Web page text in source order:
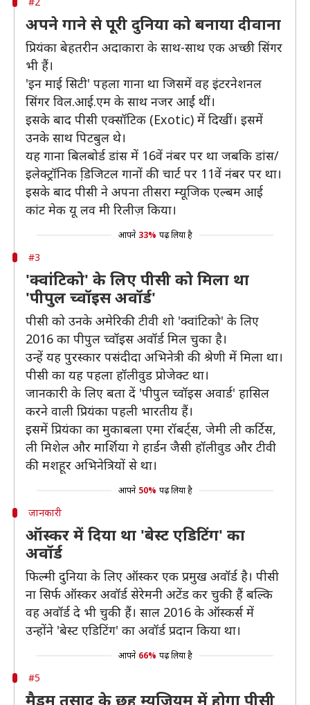
अपने गाने से पूरी दुनिया को बनाया दीवाना
प्रियंका बेहतरीन अदाकारा के साथ-साथ एक अच्छी सिंगर
भी हैं।
'इन माई सिटी' पहला गाना था जिसमें वह इंटरनेशनल
सिंगर विल.आई.एम के साथ नजर आईं थीं।
इसके बाद पीसी एक्सॉटिक (Exotic) में दिखीं। इसमें
उनके साथ पिटबुल थे।
यह गाना बिलबोर्ड डांस में 16वें नंबर पर था जबकि डांस/
इलेक्ट्रॉनिक डि़जिटल गानों की चार्ट पर 11वें नंबर पर था।
इसके बाद पीसी ने अपना तीसरा म्यूजिक एल्बम आई
कांट मेक यू लव मी रिलीज़ किया।
आपने 33% पढ़ लिया है
#3
'क्वांटिको' के लिए पीसी को मिला था
'पीपुल च्वॉइस अवॉर्ड'
पीसी को उनके अमेरिकी टीवी शो 'क्वांटिको' के लिए
2016 का पीपुल च्वॉइस अवॉर्ड मिल चुका है।
उन्हें यह पुरस्कार पसंदीदा अभिनेत्री की श्रेणी में मिला था।
पीसी का यह पहला हॉलीवुड प्रोजेक्ट था।
जानकारी के लिए बता दें 'पीपुल च्वॉइस अवार्ड' हासिल
करने वाली प्रियंका पहली भारतीय हैं।
इसमें प्रियंका का मुकाबला एमा रॉबर्ट्स, जेमी ली कर्टिस,
ली मिशेल और मार्शिया गे हार्डन जैसी हॉलीवुड और टीवी
की मशहूर अभिनेत्रियों से था।
आपने 50% पढ़ लिया है
जानकारी
ऑस्कर में दिया था 'बेस्ट एडिटिंग' का
अवॉर्ड
फिल्मी दुनिया के लिए ऑस्कर एक प्रमुख अवॉर्ड है। पीसी
ना सिर्फ ऑस्कर अवॉर्ड सेरेमनी अटेंड कर चुकी हैं बल्कि
वह अवॉर्ड दे भी चुकी हैं। साल 2016 के ऑस्कर्स में
उन्होंने 'बेस्ट एडिटिंग' का अवॉर्ड प्रदान किया था।
आपने 66% पढ़ लिया है
#5
मैडम तुसाद के छह म्यूजियम में होगा पीसी